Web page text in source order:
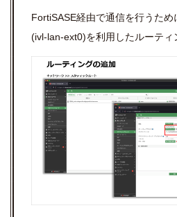
FortiSASE経由で通信を行うた
(ivl-lan-ext0)を利用したルーティ